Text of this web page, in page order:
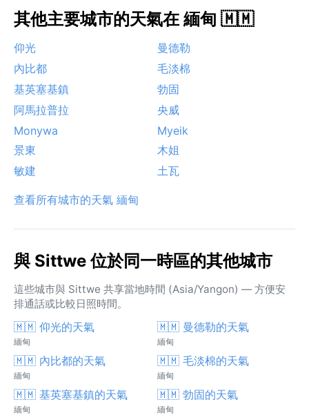
其他主要城市的天氣在 緬甸 🇲🇲
仰光
曼德勒
內比都
毛淡棉
基英塞基鎮
勃固
阿馬拉普拉
央威
Monywa
Myeik
景東
木姐
敏建
土瓦
查看所有城市的天氣 緬甸
與 Sittwe 位於同一時區的其他城市
這些城市與 Sittwe 共享當地時間 (Asia/Yangon) — 方便安
排通話或比較日照時間。
🇲🇲 仰光的天氣
緬甸
🇲🇲 曼德勒的天氣
緬甸
🇲🇲 內比都的天氣
緬甸
🇲🇲 毛淡棉的天氣
緬甸
🇲🇲 基英塞基鎮的天氣
緬甸
🇲🇲 勃固的天氣
緬甸